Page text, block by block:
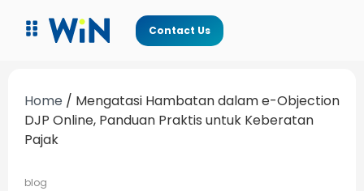
Contact Us
Home / Mengatasi Hambatan dalam e-Objection
DJP Online, Panduan Praktis untuk Keberatan
Pajak
blog